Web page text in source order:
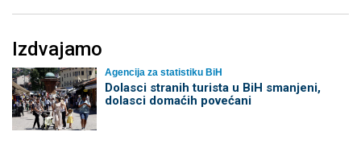
Izdvajamo
Agencija za statistiku BiH
Dolasci stranih turista u BiH smanjeni,
dolasci domaćih povećani